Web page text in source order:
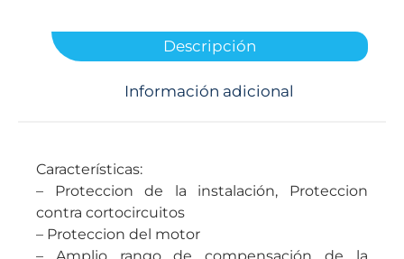
Descripción
Información adicional
Características:
– Proteccion de la instalación, Proteccion
contra cortocircuitos
– Proteccion del motor